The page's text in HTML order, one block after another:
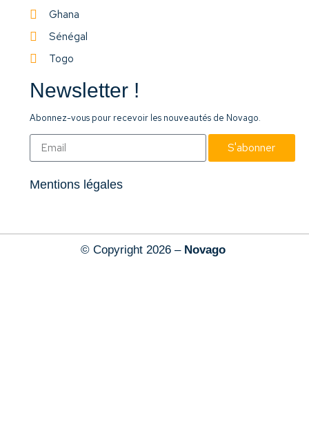
Ghana
Sénégal
Togo
Newsletter !
Abonnez-vous pour recevoir les nouveautés de Novago.
S'abonner
Mentions légales
© Copyright 2026 – Novago